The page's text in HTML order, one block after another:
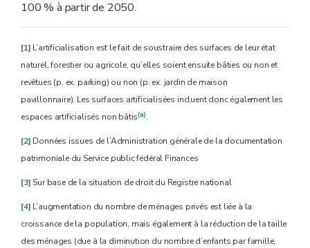
100 % à partir de 2050.
[1] L’artificialisation est le fait de soustraire des surfaces de leur état
naturel, forestier ou agricole, qu’elles soient ensuite bâties ou non et
revêtues (p. ex. parking) ou non (p. ex. jardin de maison
pavillonnaire). Les surfaces artificialisées incluent donc également les
espaces artificialisés non bâtis(a).
[2] Données issues de l’Administration générale de la documentation
patrimoniale du Service public fédéral Finances
[3] Sur base de la situation de droit du Registre national
[4] L’augmentation du nombre de ménages privés est liée à la
croissance de la population, mais également à la réduction de la taille
des ménages (due à la diminution du nombre d’enfants par famille,